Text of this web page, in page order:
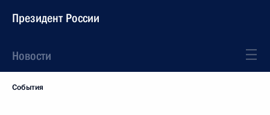
Президент России
Новости
События